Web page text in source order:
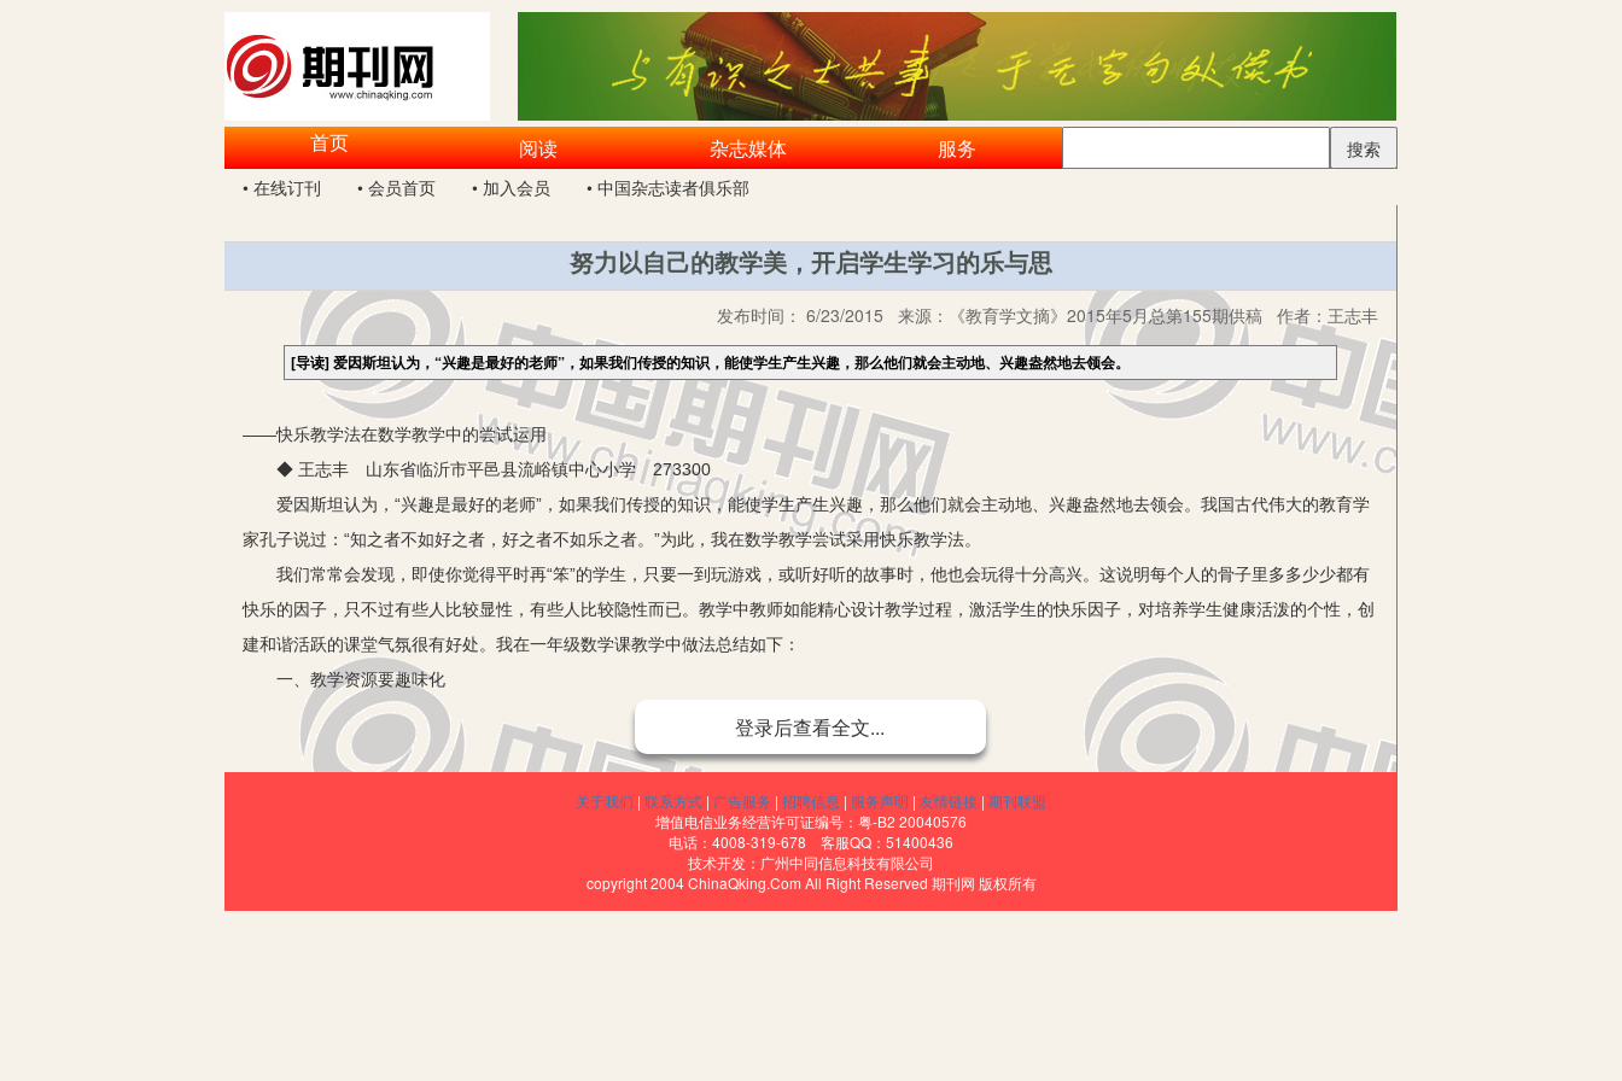
首页 阅读 杂志媒体 服务
搜索
• 在线订刊
• 会员首页 • 加入会员 • 中国杂志读者俱乐部
努力以自己的教学美，开启学生学习的乐与思
发布时间： 6/23/2015 来源： 《教育学文摘》2015年5月总第155期供稿 作者： 王志丰
[导读]爱因斯坦认为，“兴趣是最好的老师”，如果我们传授的知识，能使学生产生兴趣，那么他们就会主动地、兴趣盎然地去领会。
——快乐教学法在数学教学中的尝试运用
◆ 王志丰 山东省临沂市平邑县流峪镇中心小学 273300
爱因斯坦认为，“兴趣是最好的老师”，如果我们传授的知识，能使学生产生兴趣，那么他们就会主动地、兴趣盎然地去领会。我国古代伟大的教育学
家孔子说过：“知之者不如好之者，好之者不如乐之者。”为此，我在数学教学尝试采用快乐教学法。
我们常常会发现，即使你觉得平时再“笨”的学生，只要一到玩游戏，或听好听的故事时，他也会玩得十分高兴。这说明每个人的骨子里多多少少都有
快乐的因子，只不过有些人比较显性，有些人比较隐性而已。教学中教师如能精心设计教学过程，激活学生的快乐因子，对培养学生健康活泼的个性，创
建和谐活跃的课堂气氛很有好处。我在一年级数学课教学中做法总结如下：
一、教学资源要趣味化
1.创设问题情境，实施启发式教学，激发学生的认知兴趣。新课程倡导启发式教学。启发式教学与传统的填鸭式教学相比具有极大的优越性。要想实
施启发式教学，关键在于创设问题情景。问题情境是指具有一定难度，需要学生努力而又力所能及的学习情境。那么如何更好的创设问题情境呢？这就要
属性，通过巧妙的形式引发学生的兴趣，诱发学生的积极思维活动，这样才能创设一个良好的问题情境。例如，在教学《第几》一课时，我采用了讲故事
方法创设问题情境。我先在黑板上画了美丽的森林，然后依次贴上了小白兔、小熊猫、狮子、松鼠、小马。变贴边讲故事：美丽的森林里新来了一群可爱
的小动物。他们今天都搬到新家了。现在我们一起去看看他们都住在什么地方……这节课老师创设了一个生动而有趣的问题情境，我们一起编故事，一起
登录后查看全文...
关于我们 | 联系方式 | 广告服务 | 招聘信息 | 服务声明 | 友情链接 | 期刊联盟
增值电信业务经营许可证编号：粤-B2 20040576
电话：4008-319-678 客服QQ：51400436
技术开发：广州中同信息科技有限公司
copyright 2004 ChinaQking.Com All Right Reserved 期刊网 版权所有